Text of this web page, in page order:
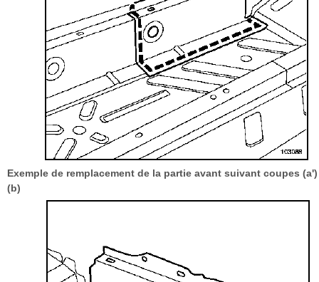
Exemple de remplacement de la partie avant suivant coupes
(b)